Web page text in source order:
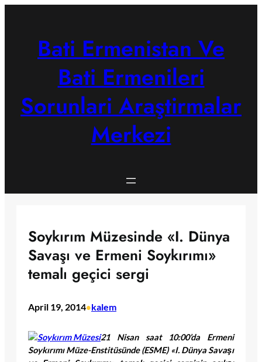
Bati Ermenistan Ve
Bati Ermenileri
Sorunlari Araştirmalar
Merkezi
Soykırım Müzesinde «I. Dünya
Savaşı ve Ermeni Soykırımı»
temalı geçici sergi
April 19, 2014•kalem
21 Nisan saat 10:00’da Ermeni
Soykırımı Müze-Enstitüsünde (ESME) «I. Dünya Savaşı